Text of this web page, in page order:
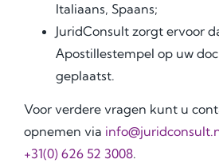
Italiaans, Spaans;
JuridConsult zorgt ervoor
Аpostillestempel op uw
geplaatst.
Voor verdere vragen kunt u
opnemen via
+31(0) 626 52 3008.